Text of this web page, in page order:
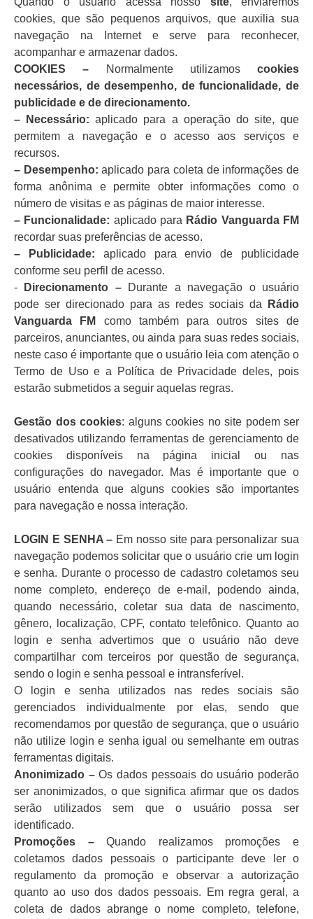
cookies, que são pequenos arquivos, que auxilia sua
navegação na Internet e serve para reconhecer,
acompanhar e armazenar dados.
COOKIES –
Normalmente utilizamos cookies
necessários, de desempenho, de funcionalidade, de
publicidade e de direcionamento.
– Necessário:aplicado para a operação do site, que
permitem a navegação e o acesso aos serviços e
recursos.
– Desempenho:aplicado para coleta de informações de
forma anônima e permite obter informações como o
número de visitas e as páginas de maior interesse.
– Funcionalidade: aplicado para Rádio Vanguarda FM
recordar suas preferências de acesso.
– Publicidade: aplicado para envio de publicidade
conforme seu perfil de acesso.
­-
Direcionamento – Durante a navegação o usuário
pode ser direcionado para as redes sociais da
Rádio
Vanguarda FM como também para outros sites de
parceiros, anunciantes, ou ainda para suas redes sociais,
neste caso é importante que o usuário leia com atenção o
Termo de Uso e a Política de Privacidade deles, pois
estarão submetidos a seguir aquelas regras.
Gestão dos cookies: alguns cookies no site podem ser
desativados utilizando ferramentas de gerenciamento de
cookies disponíveis na página inicial ou nas
configurações do navegador. Mas é importante que o
usuário entenda que alguns cookies são importantes
para navegação e nossa interação.
LOGIN E SENHA – Em nosso site para personalizar sua
navegação podemos solicitar que o usuário crie um login
e senha. Durante o processo de cadastro coletamos seu
nome completo, endereço de e-mail, podendo ainda,
quando necessário, coletar sua data de nascimento,
gênero, localização, CPF, contato telefônico. Quanto ao
login e senha advertimos que o usuário não deve
compartilhar com terceiros por questão de segurança,
sendo o login e senha pessoal e intransferível.
O login e senha utilizados nas redes sociais são
gerenciados individualmente por elas, sendo que
recomendamos por questão de segurança, que o usuário
não utilize login e senha igual ou semelhante em outras
ferramentas digitais.
Anonimizado –Os dados pessoais do usuário poderão
ser anonimizados, o que significa afirmar que os dados
serão utilizados sem que o usuário possa ser
identificado.
Promoções –Quando realizamos promoções e
coletamos dados pessoais o participante deve ler o
regulamento da promoção e observar a autorização
quanto ao uso dos dados pessoais. Em regra geral, a
coleta de dados abrange o nome completo, telefone,